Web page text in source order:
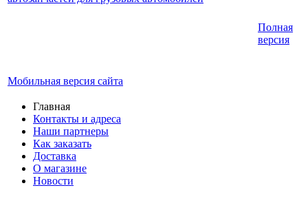
Мобильная версия сайта
Полная
версия
Главная
Контакты и адреса
Наши партнеры
Как заказать
Доставка
О магазине
Новости